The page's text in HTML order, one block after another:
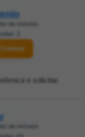
de imóveis
3
Contatar
e solicitar.
de imóveis